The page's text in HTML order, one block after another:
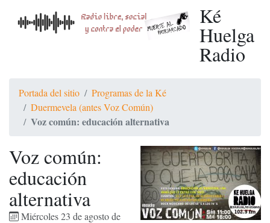
Ké
Huelga
Radio
Portada del sitio
Programas de la Ké
Duermevela (antes Voz Común)
Voz común: educación alternativa
Voz común:
educación
alternativa
Miércoles 23 de agosto de